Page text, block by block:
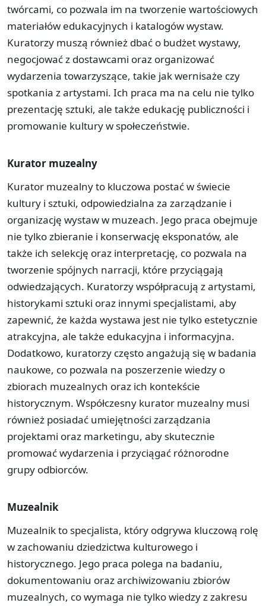
twórcami, co pozwala im na tworzenie wartościowych
materiałów edukacyjnych i katalogów wystaw.
Kuratorzy muszą również dbać o budżet wystawy,
negocjować z dostawcami oraz organizować
wydarzenia towarzyszące, takie jak wernisaże czy
spotkania z artystami. Ich praca ma na celu nie tylko
prezentację sztuki, ale także edukację publiczności i
promowanie kultury w społeczeństwie.
Kurator muzealny
Kurator muzealny to kluczowa postać w świecie
kultury i sztuki, odpowiedzialna za zarządzanie i
organizację wystaw w muzeach. Jego praca obejmuje
nie tylko zbieranie i konserwację eksponatów, ale
także ich selekcję oraz interpretację, co pozwala na
tworzenie spójnych narracji, które przyciągają
odwiedzających. Kuratorzy współpracują z artystami,
historykami sztuki oraz innymi specjalistami, aby
zapewnić, że każda wystawa jest nie tylko estetycznie
atrakcyjna, ale także edukacyjna i informacyjna.
Dodatkowo, kuratorzy często angażują się w badania
naukowe, co pozwala na poszerzenie wiedzy o
zbiorach muzealnych oraz ich kontekście
historycznym. Współczesny kurator muzealny musi
również posiadać umiejętności zarządzania
projektami oraz marketingu, aby skutecznie
promować wydarzenia i przyciągać różnorodne
grupy odbiorców.
Muzealnik
Muzealnik to specjalista, który odgrywa kluczową rolę
w zachowaniu dziedzictwa kulturowego i
historycznego. Jego praca polega na badaniu,
dokumentowaniu oraz archiwizowaniu zbiorów
muzealnych, co wymaga nie tylko wiedzy z zakresu